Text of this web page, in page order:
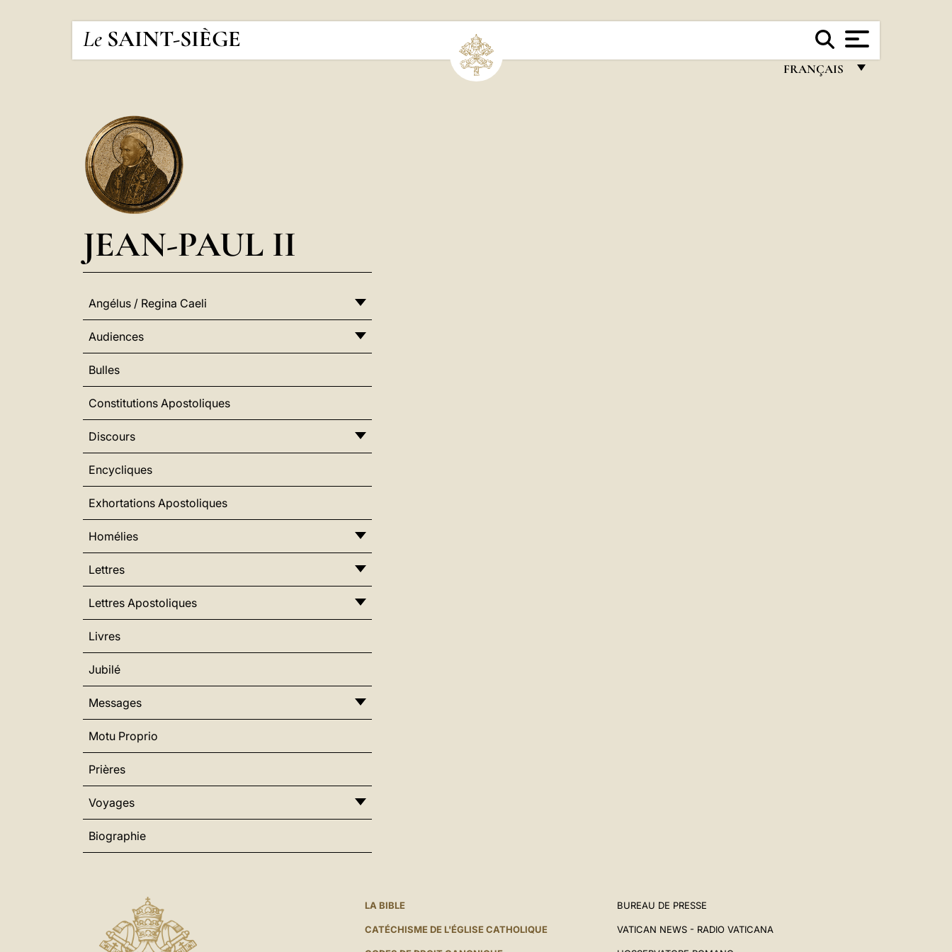
Le SAINT-SIÈGE
FRANÇAIS
JEAN-PAUL II
Angélus / Regina Caeli
Audiences
Bulles
Constitutions Apostoliques
Discours
Encycliques
Exhortations Apostoliques
Homélies
Lettres
Lettres Apostoliques
Livres
Jubilé
Messages
Motu Proprio
Prières
Voyages
Biographie
LA BIBLE
CATÉCHISME DE L'ÉGLISE CATHOLIQUE
BUREAU DE PRESSE
VATICAN NEWS - RADIO VATICANA